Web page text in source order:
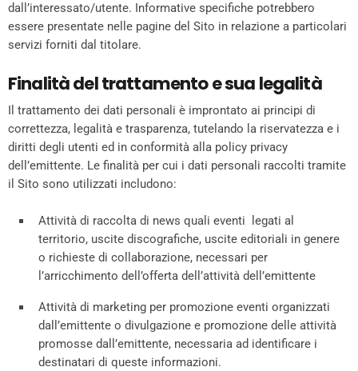
dall’interessato/utente. Informative specifiche potrebbero
essere presentate nelle pagine del Sito in relazione a particolari
servizi forniti dal titolare.
Finalità del trattamento e sua legalità
Il trattamento dei dati personali è improntato ai principi di
correttezza, legalità e trasparenza, tutelando la riservatezza e i
diritti degli utenti ed in conformità alla policy privacy
dell’emittente. Le finalità per cui i dati personali raccolti tramite
il Sito sono utilizzati includono:
Attività di raccolta di news quali eventi legati al
territorio, uscite discografiche, uscite editoriali in genere
o richieste di collaborazione, necessari per
l’arricchimento dell’offerta dell’attività dell’emittente
Attività di marketing per promozione eventi organizzati
dall’emittente o divulgazione e promozione delle attività
promosse dall’emittente, necessaria ad identificare i
destinatari di queste informazioni.